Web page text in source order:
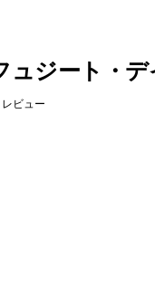
ュジート・
レビュー